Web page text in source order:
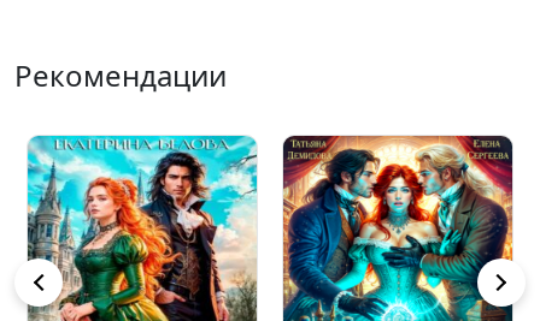
Рекомендации